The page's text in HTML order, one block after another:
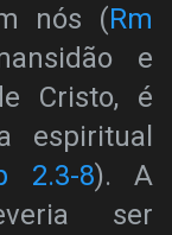
nós (Rm
e
Cristo, é
espiritual
2.3-8). A
ser